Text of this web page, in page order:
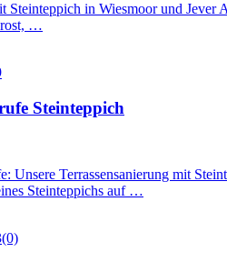
Steinteppich in Wiesmoor und Jever
…
Steinteppich
Unsere Terrassensanierung mit
Steinteppichs auf …